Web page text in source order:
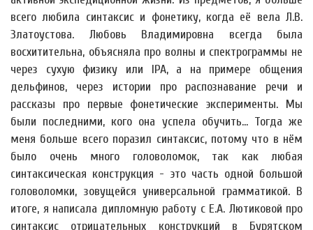
всего любила синтаксис и фонетику, когда её вела Л.В.
Златоустова. Любовь Владимировна всегда была
восхитительна, объясняла про волны и спектрограммы не
через сухую физику или IPA, а на примере общения
дельфинов, через истории про распознавание речи и
рассказы про первые фонетические эксперименты. Мы
были последними, кого она успела обучить... Тогда же
меня больше всего поразил синтаксис, потому что в нём
было очень много головоломок, так как любая
синтаксическая конструкция - это часть одной большой
головоломки, зовущейся универсальной грамматикой. В
итоге, я написала дипломную работу с Е.А. Лютиковой про
синтаксис отрицательных конструкций в Бурятском